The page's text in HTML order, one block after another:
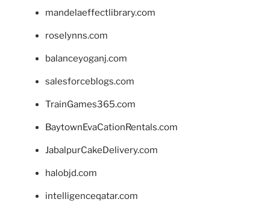
mandelaeffectlibrary.com
roselynns.com
balanceyoganj.com
salesforceblogs.com
TrainGames365.com
BaytownEvaCationRentals.com
JabalpurCakeDelivery.com
halobjd.com
intelligenceqatar.com